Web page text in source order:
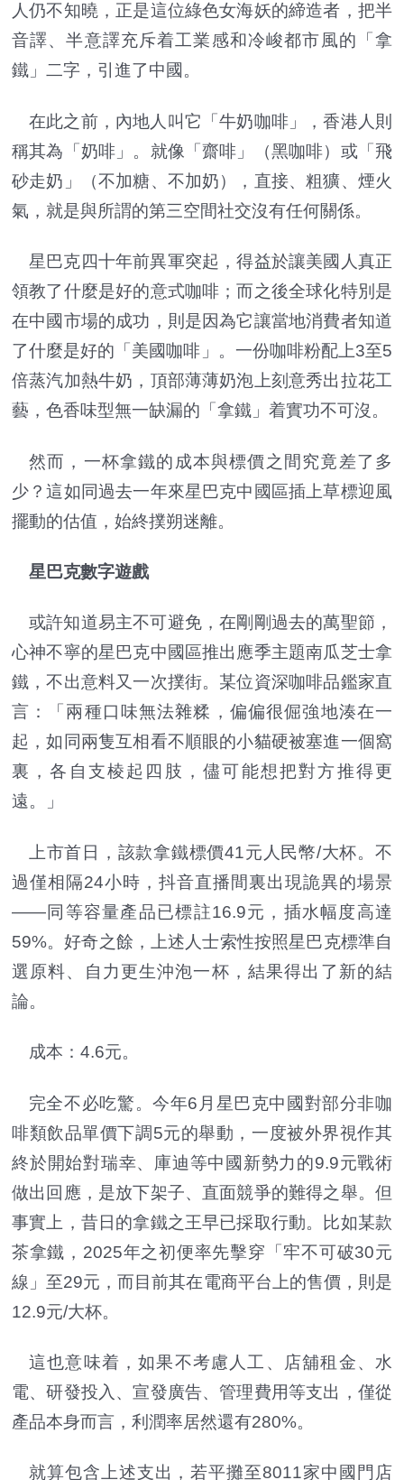
人仍不知曉，正是這位綠色女海妖的締造者，把半
音譯、半意譯充斥着工業感和冷峻都市風的「拿
鐵」二字，引進了中國。
在此之前，內地人叫它「牛奶咖啡」，香港人則
稱其為「奶啡」。就像「齋啡」（黑咖啡）或「飛
砂走奶」（不加糖、不加奶），直接、粗獷、煙火
氣，就是與所謂的第三空間社交沒有任何關係。
星巴克四十年前異軍突起，得益於讓美國人真正
領教了什麼是好的意式咖啡；而之後全球化特別是
在中國市場的成功，則是因為它讓當地消費者知道
了什麼是好的「美國咖啡」。一份咖啡粉配上3至5
倍蒸汽加熱牛奶，頂部薄薄奶泡上刻意秀出拉花工
藝，色香味型無一缺漏的「拿鐵」着實功不可沒。
然而，一杯拿鐵的成本與標價之間究竟差了多
少？這如同過去一年來星巴克中國區插上草標迎風
擺動的估值，始終撲朔迷離。
星巴克數字遊戲
或許知道易主不可避免，在剛剛過去的萬聖節，
心神不寧的星巴克中國區推出應季主題南瓜芝士拿
鐵，不出意料又一次撲街。某位資深咖啡品鑑家直
言：「兩種口味無法雜糅，偏偏很倔強地湊在一
起，如同兩隻互相看不順眼的小貓硬被塞進一個窩
裏，各自支棱起四肢，儘可能想把對方推得更
遠。」
上市首日，該款拿鐵標價41元人民幣/大杯。不
過僅相隔24小時，抖音直播間裏出現詭異的場景
——同等容量產品已標註16.9元，插水幅度高達
59%。好奇之餘，上述人士索性按照星巴克標準自
選原料、自力更生沖泡一杯，結果得出了新的結
論。
成本：4.6元。
完全不必吃驚。今年6月星巴克中國對部分非咖
啡類飲品單價下調5元的舉動，一度被外界視作其
終於開始對瑞幸、庫迪等中國新勢力的9.9元戰術
做出回應，是放下架子、直面競爭的難得之舉。但
事實上，昔日的拿鐵之王早已採取行動。比如某款
茶拿鐵，2025年之初便率先擊穿「牢不可破30元
線」至29元，而目前其在電商平台上的售價，則是
12.9元/大杯。
這也意味着，如果不考慮人工、店舖租金、水
電、研發投入、宣發廣告、管理費用等支出，僅從
產品本身而言，利潤率居然還有280%。
就算包含上述支出，若平攤至8011家中國門店